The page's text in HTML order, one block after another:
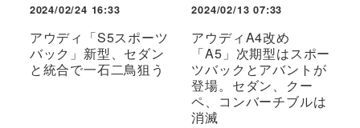
2024/02/24 16:33
アウディ「S5スポーツ
バック」新型、セダン
と統合で一石二鳥狙う
2024/02/13 07:33
アウディA4改め
「A5」次期型はスポー
ツバックとアバントが
登場。セダン、クー
ペ、コンバーチブルは
消滅